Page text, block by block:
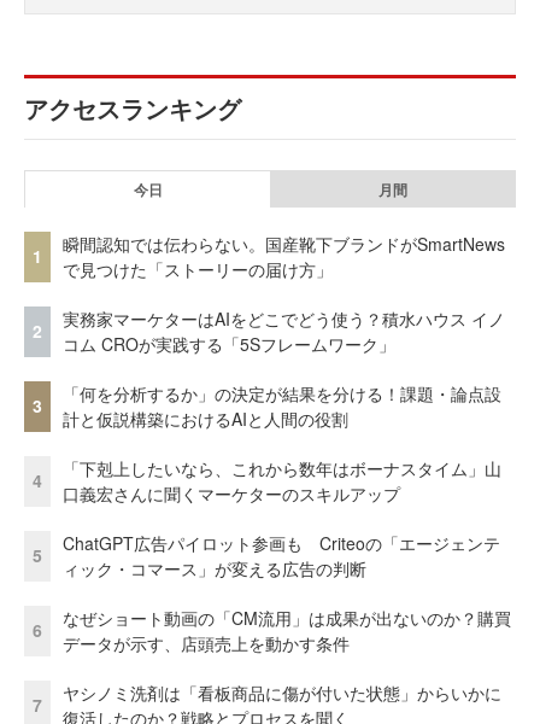
アクセスランキング
今日 月間
1
瞬間認知では伝わらない。国産靴下ブランドがSmartNews
で見つけた「ストーリーの届け方」
2
実務家マーケターはAIをどこでどう使う？積水ハウス イノ
コム CROが実践する「5Sフレームワーク」
3
「何を分析するか」の決定が結果を分ける！課題・論点設
計と仮説構築におけるAIと人間の役割
4
「下剋上したいなら、これから数年はボーナスタイム」山
口義宏さんに聞くマーケターのスキルアップ
5
ChatGPT広告パイロット参画も Criteoの「エージェンテ
ィック・コマース」が変える広告の判断
6
なぜショート動画の「CM流用」は成果が出ないのか？購買
データが示す、店頭売上を動かす条件
7
ヤシノミ洗剤は「看板商品に傷が付いた状態」からいかに
復活したのか？戦略とプロセスを聞く